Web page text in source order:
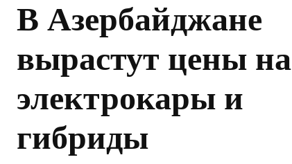
В Азербайджане
вырастут цены на
электрокары и
гибриды